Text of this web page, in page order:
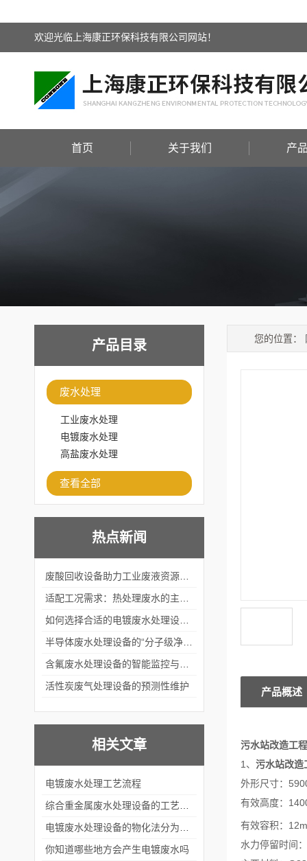
欢迎光临上海康正环保科技有限公司网站！
首页 关于我们 产
产品目录
废水处理
工业废水处理
电镀废水处理
高盐废水处理
查看全部
热点新闻
活性炭废气处理设备的预测性维护
相关文章
电镀废水处理工艺流程
你知道哪些地方会产生电镀废水吗
您的位置：
产品概述
污水站改造工程
1、 污水站改造
外形尺寸：
有效高度：
有效容积：12m
水力停留时间